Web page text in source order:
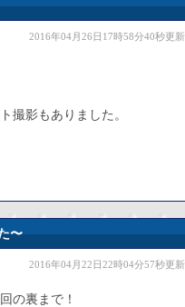
2016年04月26日17時58分40秒更新
撮影もありました。
〜
2016年04月22日22時04分57秒更新
の裏まで！